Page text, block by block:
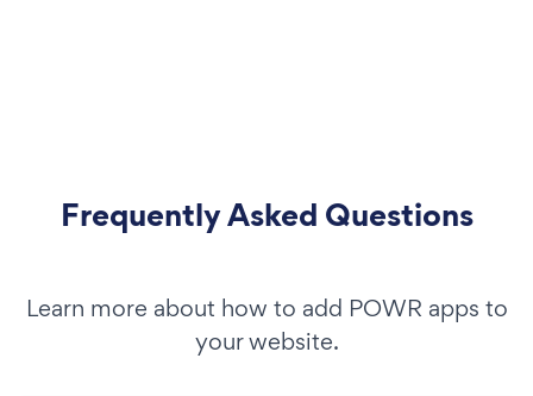
Frequently Asked Questions
Learn more about how to add POWR apps to
your website.